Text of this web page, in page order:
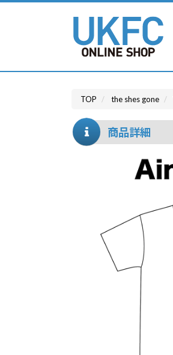
TOP the shes gone
商品詳細